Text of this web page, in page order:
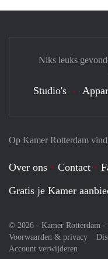
Op Kamer Rotterdam
Over ons Contact
Gratis je Kamer
© 2026 - Kamer Rotterdam
Voorwaarden & privacy
Account verwijderen
Niks leuks
Studio's